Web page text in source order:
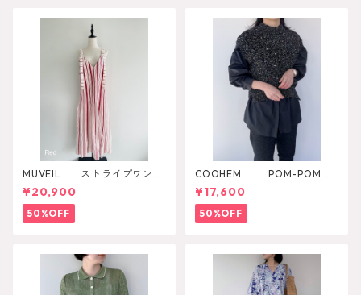
MUVEIL ストライプワンピ
ース
¥20,900
50%OFF
COOHEM POM-POM M
ELANGE KNIT VEST
¥17,600
50%OFF